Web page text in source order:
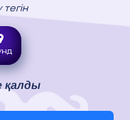
қалды